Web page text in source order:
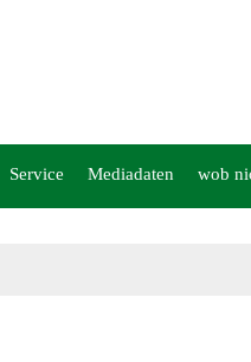
Service Mediadaten wob